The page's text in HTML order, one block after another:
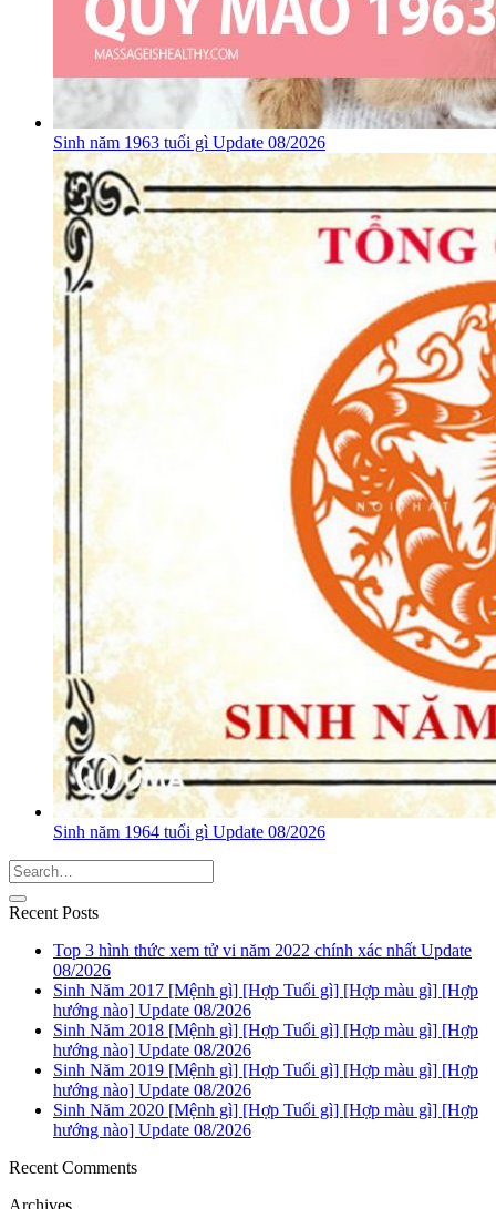
Sinh năm 1963 tuổi gì Update 08/2026
Sinh năm 1964 tuổi gì Update 08/2026
Recent Posts
Top 3 hình thức xem tử vi năm 2022 chính xác nhất Update
08/2026
Sinh Năm 2017 [Mệnh gì] [Hợp Tuổi gì] [Hợp màu gì] [Hợp
hướng nào] Update 08/2026
Sinh Năm 2018 [Mệnh gì] [Hợp Tuổi gì] [Hợp màu gì] [Hợp
hướng nào] Update 08/2026
Sinh Năm 2019 [Mệnh gì] [Hợp Tuổi gì] [Hợp màu gì] [Hợp
hướng nào] Update 08/2026
Sinh Năm 2020 [Mệnh gì] [Hợp Tuổi gì] [Hợp màu gì] [Hợp
hướng nào] Update 08/2026
Recent Comments
Archives